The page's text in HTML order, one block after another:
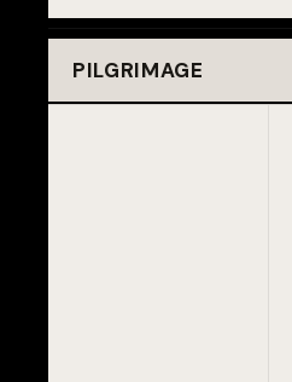
PILGRIMAGE